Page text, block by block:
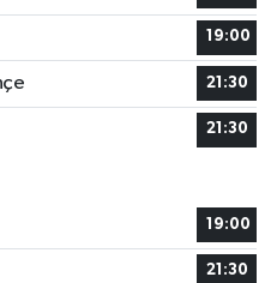
19:00
21:30
21:30
19:00
21:30